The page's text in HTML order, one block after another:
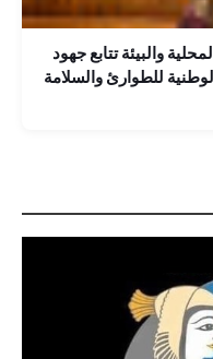
طوارئ بالمحافظات.. وزيرة التنمية المحلية والبيئة تتابع جهود
للطوارئ والسلامة